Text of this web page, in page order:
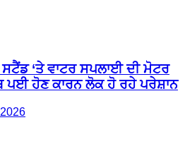
‘ਤੇ ਵਾਟਰ ਸਪਲਾਈ ਦੀ ਮੋਟਰ
ਪਈ ਹੋਣ ਕਾਰਨ ਲੋਕ ਹੋ ਰਹੇ ਪਰੇਸ਼ਾਨ